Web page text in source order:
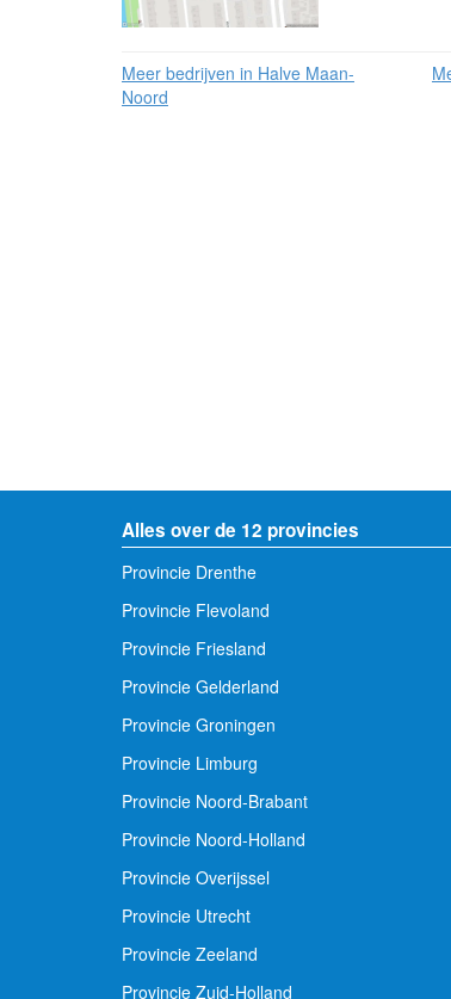
Meer bedrijven in Halve Maan-
Noord
Alles over de 12 provincies
Provincie Drenthe
Provincie Flevoland
Provincie Friesland
Provincie Gelderland
Provincie Groningen
Provincie Limburg
Provincie Noord-Brabant
Provincie Noord-Holland
Provincie Overijssel
Provincie Utrecht
Provincie Zeeland
Provincie Zuid-Holland